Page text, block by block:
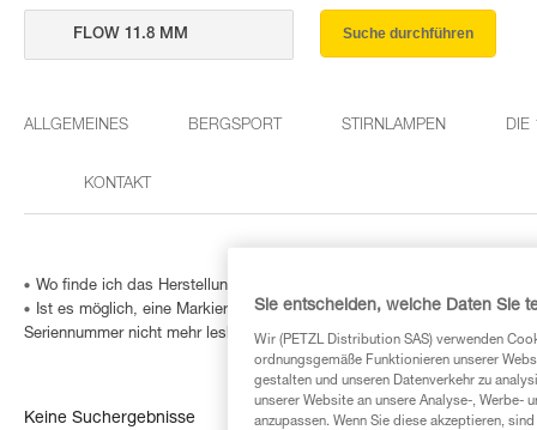
Suche durchführen
ALLGEMEINES BERGSPORT STIRNLAMPEN DIE
KONTAKT
Wo finde ich das Herstellungsdatum meiner PSA?
Ist es möglich, eine Markierung in ein Verbindungselement
Seriennummer nicht mehr lesbar ist?
Keine Suchergebnisse
Sie entscheiden, welche Daten Sie
Wir (PETZL Distribution SAS) verwenden
ordnungsgemäße Funktionieren unserer
gestalten und unseren Datenverkehr zu
unserer Website an unsere Analyse-, Werbe-
anzupassen. Wenn Sie diese akzeptieren,